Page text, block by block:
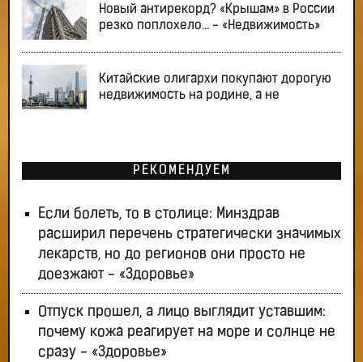
Новый антирекорд? «Крышам» в России
резко поплохело… - «Недвижимость»
Китайские олигархи покупают дорогую
недвижимость на родине, а не
РЕКОМЕНДУЕМ
Если болеть, то в столице: Минздрав
расширил перечень стратегически значимых
лекарств, но до регионов они просто не
доезжают - «Здоровье»
Отпуск прошел, а лицо выглядит уставшим:
почему кожа реагирует на море и солнце не
сразу - «Здоровье»